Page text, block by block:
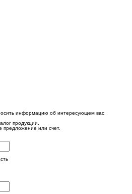
информацию об интересующем вас
продукции.
предложение или счет.